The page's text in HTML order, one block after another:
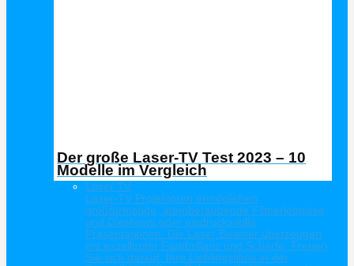
Der große Laser-TV Test 2023 – 10
Modelle im Vergleich
Laser TV
Laser-TV Projektoren ermöglichen
großformatige, atemberaubende Filmerlebnisse
und Diashows oder eindrucksvolle
Präsentationen. Die Laser Beamer überzeugen
mit exzellenter Farbbrillanz und Schärfe. Freuen
Sie sich darauf, Ihre Lieblingsfilme in der